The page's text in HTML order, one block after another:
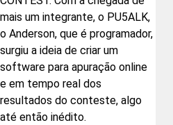
mais um integrante, o PU5ALK,
o Anderson, que é programador,
surgiu a ideia de criar um
software para apuração online
e em tempo real dos
resultados do conteste, algo
até então inédito.